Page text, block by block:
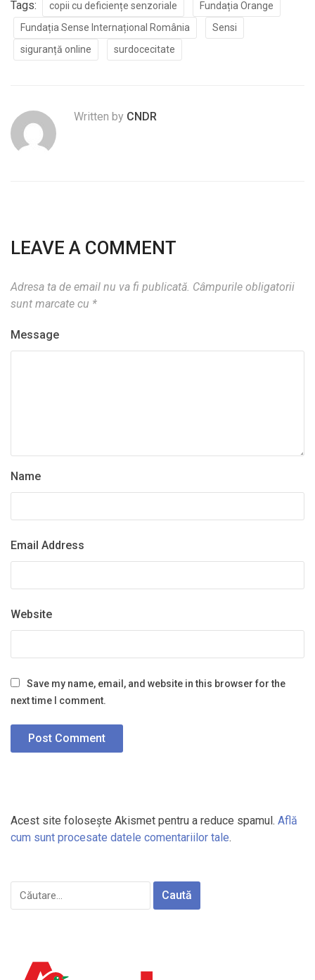
Tags: copii cu deficiențe senzoriale
Fundația Orange
Fundația Sense Internațional România
Sensi
siguranță online
surdocecitate
Written by CNDR
LEAVE A COMMENT
Adresa ta de email nu va fi publicată. Câmpurile obligatorii
sunt marcate cu *
Message
Name
Email Address
Website
Save my name, email, and website in this browser for the
next time I comment.
Acest site folosește Akismet pentru a reduce spamul. Află
cum sunt procesate datele comentariilor tale.
Caută
după: